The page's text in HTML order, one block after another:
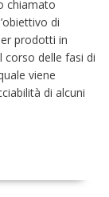
chiamato
di
prodotti in
corso delle fasi di
viene
di alcuni